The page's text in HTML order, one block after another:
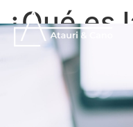
¿Qué es